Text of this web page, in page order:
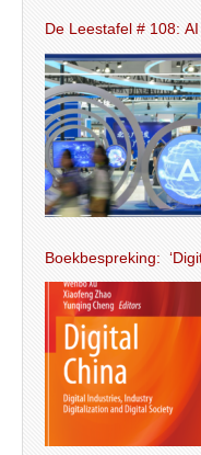
De
Boekbespreking: